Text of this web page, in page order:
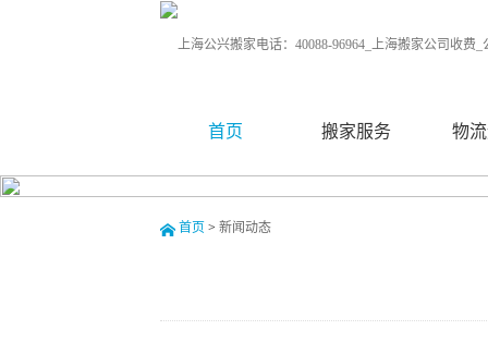
首页 搬家服务 物
首页 > 新闻动态